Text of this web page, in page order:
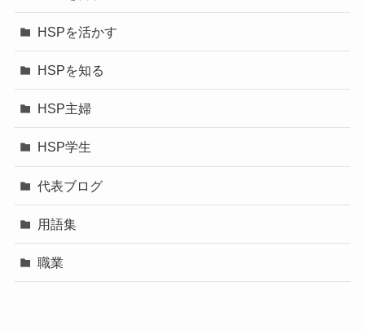
HSPを活かす
HSPを知る
HSP主婦
HSP学生
代表ブログ
用語集
職業